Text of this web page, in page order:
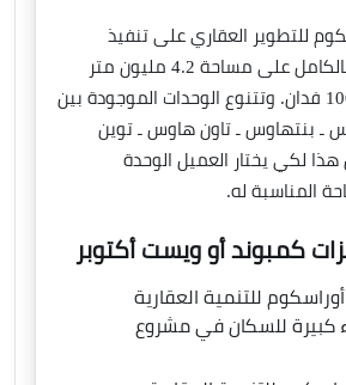
للتطوير العقاري على تنفيذ
كمبوند أو ويست بالكامل على مساحة 4.2 مليون متر
مربع أي حوالي 1000 فدان. وتتنوع الوحدات الموجودة بين
ـ بنتهاوس ـ تاون هاوس ـ توين
لكي يختار العميل الوحدة
المناسبة له.
كمبوند أو ويست أكتوبر
للتنمية العقارية
كبيرة للسكان في مشروع